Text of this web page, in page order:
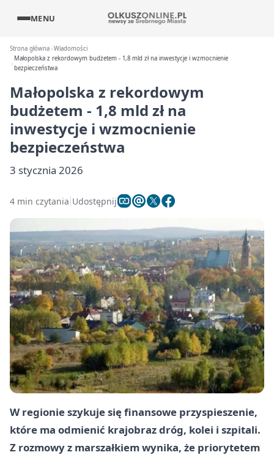
MENU
Strona główna Wiadomości
Małopolska z rekordowym budżetem - 1,8 mld zł na inwestycje i wzmocnienie
bezpieczeństwa
Małopolska z rekordowym
budżetem - 1,8 mld zł na
inwestycje i wzmocnienie
bezpieczeństwa
3 stycznia 2026
4 min czytania Udostępnij
W regionie szykuje się finansowe przyspieszenie,
które ma odmienić krajobraz dróg, kolei i szpitali.
Z rozmowy z marszałkiem wynika, że priorytetem